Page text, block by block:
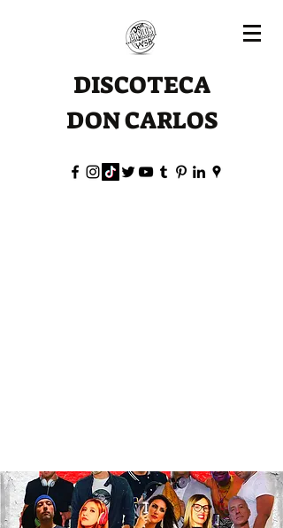
DISCOTECA
DON CARLOS